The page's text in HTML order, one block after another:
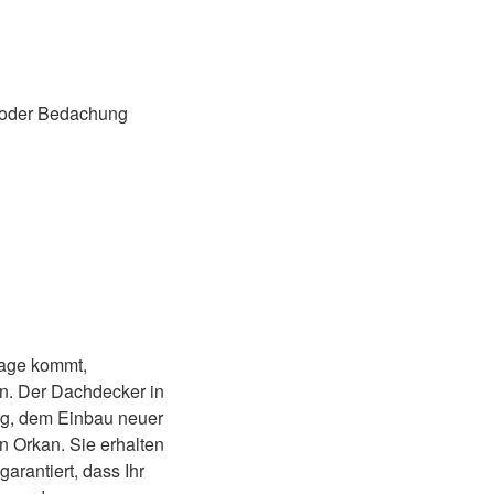
Bedachung
kommt,
Der Dachdecker in
dem Einbau neuer
Orkan. Sie erhalten
dass Ihr